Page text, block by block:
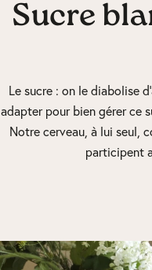
Sucre
Le sucre : on le diabolise
adapter pour bien gérer ce
Notre cerveau, à lui seul,
participent